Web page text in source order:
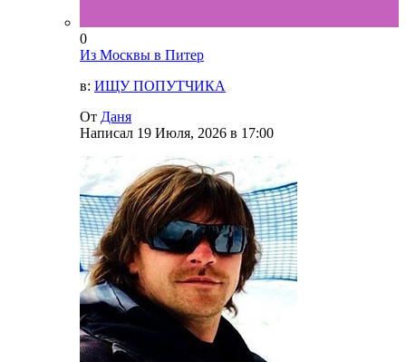
0
Из Москвы в Питер
в: ИЩУ ПОПУТЧИКА
От Даня
Написал 19 Июля, 2026 в 17:00